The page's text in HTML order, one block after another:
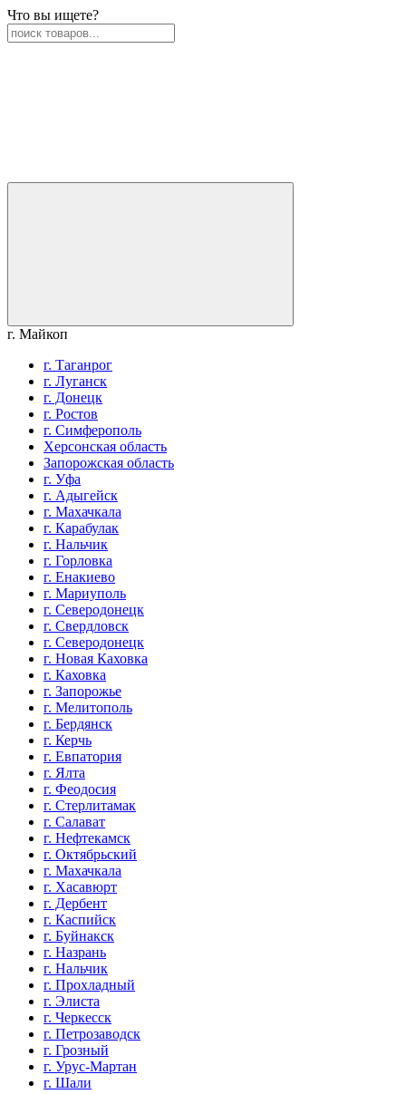
Что вы ищете?
г. Майкоп
г. Таганрог
г. Луганск
г. Донецк
г. Ростов
г. Симферополь
Херсонская область
Запорожская область
г. Уфа
г. Адыгейск
г. Махачкала
г. Карабулак
г. Нальчик
г. Горловка
г. Енакиево
г. Мариуполь
г. Северодонецк
г. Свердловск
г. Северодонецк
г. Новая Каховка
г. Каховка
г. Запорожье
г. Мелитополь
г. Бердянск
г. Керчь
г. Евпатория
г. Ялта
г. Феодосия
г. Стерлитамак
г. Салават
г. Нефтекамск
г. Октябрьский
г. Махачкала
г. Хасавюрт
г. Дербент
г. Каспийск
г. Буйнакск
г. Назрань
г. Нальчик
г. Прохладный
г. Элиста
г. Черкесск
г. Петрозаводск
г. Грозный
г. Урус-Мартан
г. Шали